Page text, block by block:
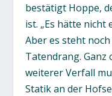
bestätigt Hoppe,
ist. „Es hätte nicht
Aber es steht
Tatendrang. Ganz
weiterer Verfall
Statik an der